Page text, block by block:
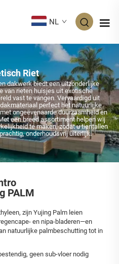
NL
Riet
dakwerk biedt een uitzonderlijke
van rieten huisjes uit exotische
vast te vangen. Vervaardigd uit
perfect het natuurlijke
ongeëvenaarde duurzaamheid en
een breed assortiment helpen wij
te maken, zodat u tientallen
onderhoudsvrij uiterlijk.
PALM
zijn Yujing Palm leien
en nipa-bladeren—en
natuurlijke palmbeschutting tot in
geen sub-vloer nodig